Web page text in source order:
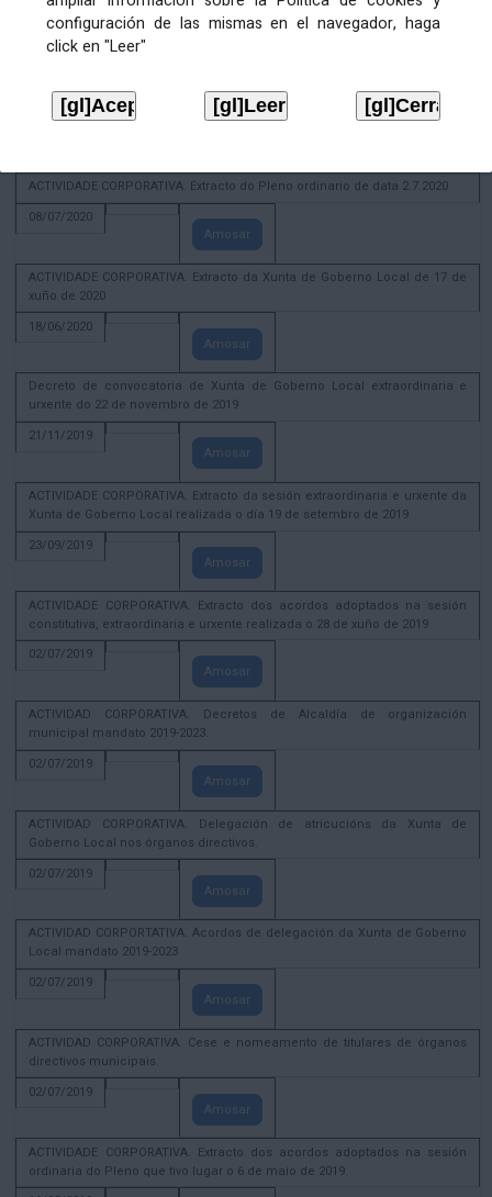
configuración de las mismas en el navegador, haga
click en "Leer"
02/08/2022
Amosar
de 2020
28/12/2020
ACTIVIDADE CORPORATIVA. Extracto do Pleno ordinario de data 2.7.2020
08/07/2020
Amosar
ACTIVIDADE CORPORATIVA. Extracto da Xunta de Goberno Local de 17 de
xuño de 2020
18/06/2020
Amosar
Decreto de convocatoria de Xunta de Goberno Local extraordinaria e
urxente do 22 de novembro de 2019
21/11/2019
Amosar
ACTIVIDADE CORPORATIVA. Extracto da sesión extraordinaria e urxente da
Xunta de Goberno Local realizada o día 19 de setembro de 2019
23/09/2019
Amosar
ACTIVIDADE CORPORATIVA. Extracto dos acordos adoptados na sesión
constitutiva, extraordinaria e urxente realizada o 28 de xuño de 2019
02/07/2019
Amosar
ACTIVIDAD CORPORATIVA. Decretos de Alcaldía de organización
municipal mandato 2019-2023.
02/07/2019
Amosar
ACTIVIDAD CORPORATIVA. Delegación de atricucións da Xunta de
Goberno Local nos órganos directivos.
02/07/2019
Amosar
ACTIVIDAD CORPORTATIVA. Acordos de delegación da Xunta de Goberno
Local mandato 2019-2023
02/07/2019
Amosar
ACTIVIDAD CORPORATIVA. Cese e nomeamento de titulares de órganos
directivos municipais.
02/07/2019
Amosar
ACTIVIDADE CORPORATIVA. Extracto dos acordos adoptados na sesión
ordinaria do Pleno que tivo lugar o 6 de maio de 2019.